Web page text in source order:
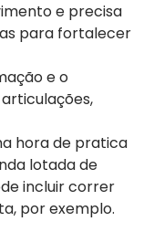
e precisa
para fortalecer
e o
articulações,
hora de pratica
lotada de
incluir correr
por exemplo.